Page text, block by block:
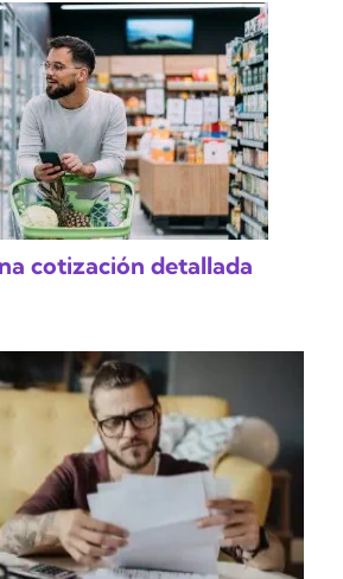
cotización detallada